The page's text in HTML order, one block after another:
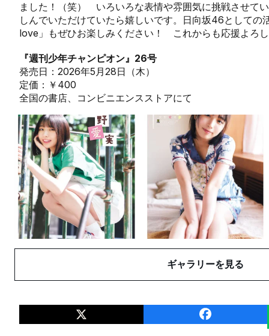
ました！（笑） いろいろな表情や雰囲気に挑戦させて
しんでいただけていたら嬉しいです。日向坂46としての
love」もぜひお楽しみください！ これからも応援よろ
『週刊少年チャンピオン』26号
発売日：2026年5月28日（木）
定価：￥400
全国の書店、コンビニエンスストアにて
ギャラリーを見る